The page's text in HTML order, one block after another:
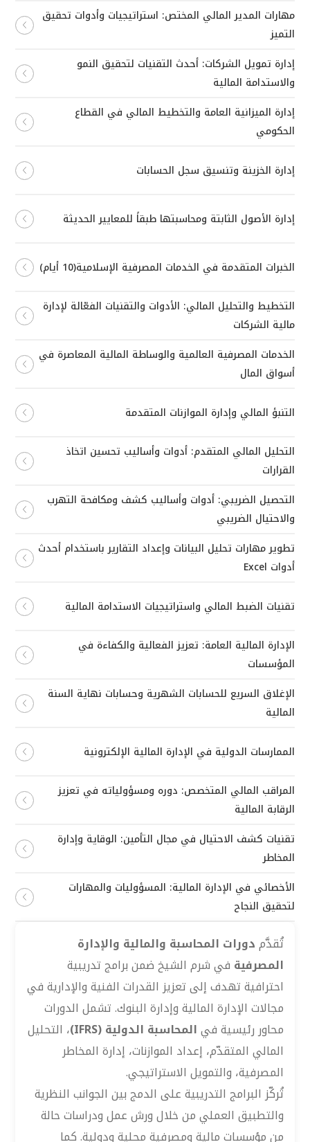
مهارات المدير المالي المختص: استراتيجيات وأدوات تحقيق
التميز
إدارة تمويل الشركات: أحدث التقنيات لتحقيق النمو
والاستدامة المالية
إدارة الميزانية العامة والتخطيط المالي في القطاع
الحكومي
إدارة الخزينة وتنسيق سجل الحسابات
إدارة الأصول الثابتة ومحاسبتها طبقاً للمعايير الحديثة
الخبرات المتقدمة في الخدمات المصرفية الإسلامية(10 أيام)
التخطيط والتحليل المالي: الأدوات والتقنيات الفعّالة لإدارة
مالية الشركات
الخدمات المصرفية العالمية والوساطة المالية المعاصرة في
أسواق المال
التنبؤ المالي وإدارة الموازنات المتقدمة
التحليل المالي المتقدم: أدوات وأساليب تحسين اتخاذ
القرارات
التحصيل الضريبي: أدوات وأساليب كشف ومكافحة التهرب
والاحتيال الضريبي
تطوير مهارات تحليل البيانات وإعداد التقارير باستخدام أحدث
أدوات Excel
تقنيات الضبط المالي واستراتيجيات الاستدامة المالية
الإدارة المالية العامة: تعزيز الفعالية والكفاءة في
المؤسسات
الإغلاق السريع للحسابات الشهرية وحسابات نهاية السنة
المالية
الممارسات الدولية في الإدارة المالية الإلكترونية
المراقب المالي المتخصص: دوره ومسؤولياته في تعزيز
الرقابة المالية
تقنيات كشف الاحتيال في مجال التأمين: الوقاية وإدارة
المخاطر
الأخصائي في الإدارة المالية: المسؤوليات والمهارات
لتحقيق النجاح
تُقدَّمدورات المحاسبة والمالية والإدارة
المصرفية في شرم الشيخ ضمن برامج تدريبية
احترافية تهدف إلى تعزيز القدرات الفنية والإدارية في
مجالات الإدارة المالية وإدارة البنوك. تشمل الدورات
محاور رئيسية فيالمحاسبة الدولية (IFRS)
، التحليل
المالي المتقدّم، إعداد الموازنات، إدارة المخاطر
المصرفية، والتمويل الاستراتيجي.
تُركّز البرامج التدريبية على الدمج بين الجوانب النظرية
والتطبيق العملي من خلال ورش عمل ودراسات حالة
من مؤسسات مالية ومصرفية محلية ودولية. كما